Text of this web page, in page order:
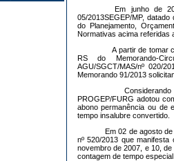
Em junho de
05/2013SEGEP/MP,
do Planejamento,
Normativas acima referidas
A partir de tomar
RS do Memorando-
AGU/SGCT/MAS/nº 020/
Memorando 91/2013
PROGEP/FURG adotou
abono permanência ou de
tempo insalubre convertido.
Em 02 de agosto
nº 520/2013 que
novembro de 2007, e 10,
contagem de tempo